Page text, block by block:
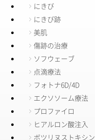
にきび
にきび跡
美肌
傷跡の治療
ソフウェーブ
点滴療法
フォトナ6D/4D
エクソソーム療法
プロファイロ
ヒアルロン酸注入
ボツリヌストキシン